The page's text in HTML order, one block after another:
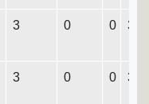
3 0 0 3
3 0 0 3